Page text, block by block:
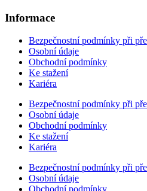
Informace
Bezpečnostní podmínky při
Osobní údaje
Obchodní podmínky
Ke stažení
Kariéra
Bezpečnostní podmínky při
Osobní údaje
Obchodní podmínky
Ke stažení
Kariéra
Bezpečnostní podmínky při
Osobní údaje